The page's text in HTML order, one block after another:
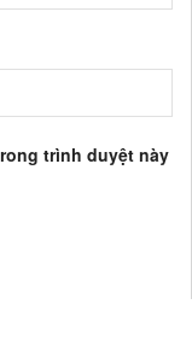
trình duyệt này